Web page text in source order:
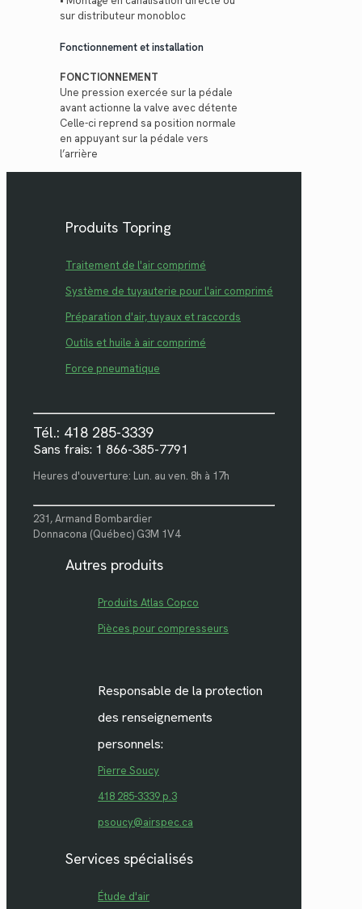
sur distributeur monobloc
Fonctionnement et installation
FONCTIONNEMENT
Une pression exercée sur la pédale
avant actionne la valve avec détente
Celle-ci reprend sa position normale
en appuyant sur la pédale vers
l’arrière
Produits Topring
Traitement de l'air comprimé
Système de tuyauterie pour l'air comprimé
Préparation d'air, tuyaux et raccords
Outils et huile à air comprimé
Force pneumatique
Tél.: 418 285-3339
Sans frais: 1 866-385-7791
Heures d'ouverture: Lun. au ven. 8h à 17h
231, Armand Bombardier
Donnacona (Québec) G3M 1V4
Autres produits
Produits Atlas Copco
Pièces pour compresseurs
Responsable de la protection
des renseignements
personnels:
Pierre Soucy
418 285-3339 p.3
psoucy@airspec.ca
Services spécialisés
Étude d'air